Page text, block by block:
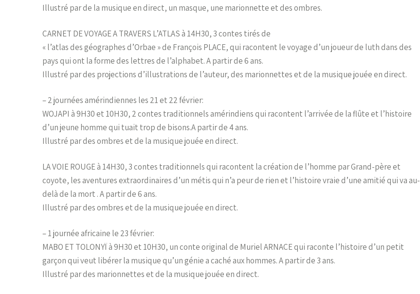
Illustré par de la musique en direct, un masque, une marionnette et des ombres.
CARNET DE VOYAGE A TRAVERS L’ATLAS à 14H30, 3 contes tirés de
« l’atlas des géographes d’Orbae » de François PLACE, qui racontent le voyage d’un joueur de luth dans des
pays qui ont la forme des lettres de l’alphabet. A partir de 6 ans.
Illustré par des projections d’illustrations de l’auteur, des marionnettes et de la musique jouée en direct.
– 2 journées amérindiennes les 21 et 22 février:
WOJAPI à 9H30 et 10H30, 2 contes traditionnels amérindiens qui racontent l’arrivée de la flûte et l’histoire
d’un jeune homme qui tuait trop de bisons.A partir de 4 ans.
Illustré par des ombres et de la musique jouée en direct.
LA VOIE ROUGE à 14H30, 3 contes traditionnels qui racontent la création de l’homme par Grand-père et
coyote, les aventures extraordinaires d’un métis qui n’a peur de rien et l’histoire vraie d’une amitié qui va au-
delà de la mort . A partir de 6 ans.
Illustré par des ombres et de la musique jouée en direct.
– 1 journée africaine le 23 février:
MABO ET TOLONYÏ à 9H30 et 10H30, un conte original de Muriel ARNACE qui raconte l’histoire d’un petit
garçon qui veut libérer la musique qu’un génie a caché aux hommes. A partir de 3 ans.
Illustré par des marionnettes et de la musique jouée en direct.